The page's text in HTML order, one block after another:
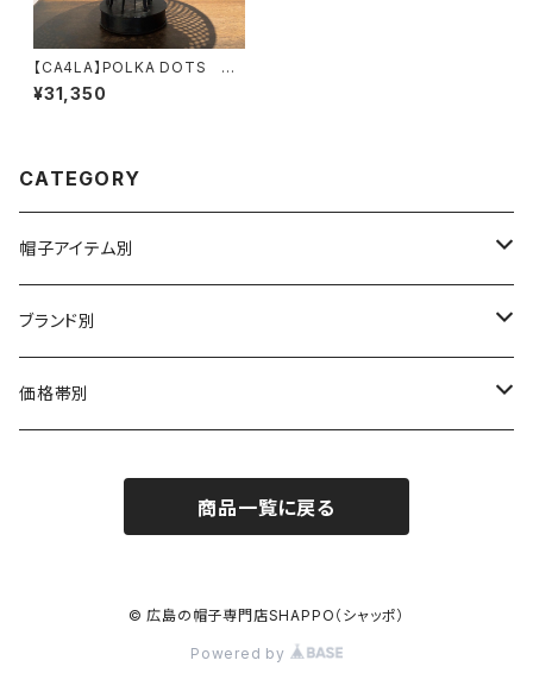
【CA4LA】POLKA DOTS
¥31,350
CATEGORY
帽子アイテム別
ハット
布帛（布・ニット・レザー等）
キャスケット
ブランド別
CA4LA / カシラ
La Maison de Lyllis / ラメゾンドリリス
MIGHTY SHINE / マイティシャイン
価格帯別
5,501〜11,000円
11,001円～15,000円
商品一覧に戻る
© 広島の帽子専門店SHAPPO（シャッポ）
Powered by